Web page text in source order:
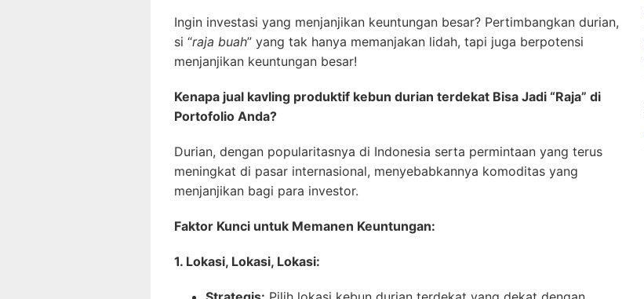
Ingin investasi yang menjanjikan keuntungan besar? Pertimbangkan durian,
si “raja buah” yang tak hanya memanjakan lidah, tapi juga berpotensi
menjanjikan keuntungan besar!
Kenapa jual kavling produktif kebun durian terdekat Bisa Jadi “Raja” di
Portofolio Anda?
Durian, dengan popularitasnya di Indonesia serta permintaan yang terus
meningkat di pasar internasional, menyebabkannya komoditas yang
menjanjikan bagi para investor.
Faktor Kunci untuk Memanen Keuntungan:
1. Lokasi, Lokasi, Lokasi: